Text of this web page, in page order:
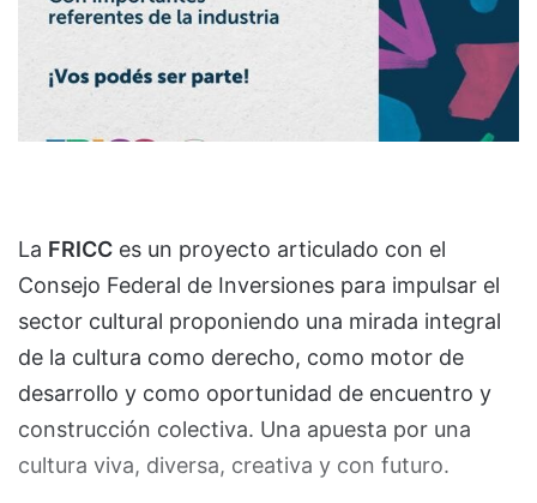
La FRICC es un proyecto articulado con el
Consejo Federal de Inversiones para impulsar el
sector cultural proponiendo una mirada integral
de la cultura como derecho, como motor de
desarrollo y como oportunidad de encuentro y
construcción colectiva. Una apuesta por una
cultura viva, diversa, creativa y con futuro.